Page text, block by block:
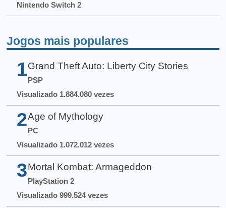
Nintendo Switch 2
Jogos mais populares
1 Grand Theft Auto: Liberty City Stories
PSP
Visualizado 1.884.080 vezes
2 Age of Mythology
PC
Visualizado 1.072.012 vezes
3 Mortal Kombat: Armageddon
PlayStation 2
Visualizado 999.524 vezes